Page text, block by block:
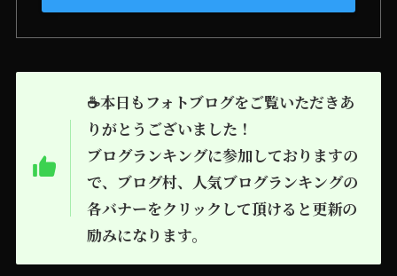
☕本日もフォトブログをご覧いただきあ
りがとうございました！
ブログランキングに参加しておりますの
で、ブログ村、人気ブログランキングの
各バナーをクリックして頂けると更新の
励みになります。